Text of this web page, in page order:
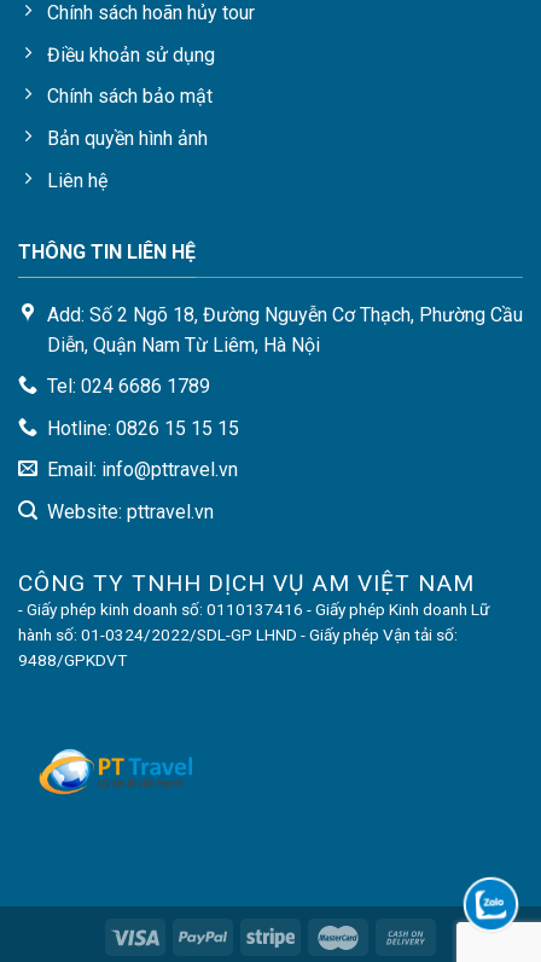
Chính sách hoãn hủy tour
Điều khoản sử dụng
Chính sách bảo mật
Bản quyền hình ảnh
Liên hệ
THÔNG TIN LIÊN HỆ
Add: Số 2 Ngõ 18, Đường Nguyễn Cơ Thạch, Phường Cầu
Diễn, Quận Nam Từ Liêm, Hà Nội
Tel: 024 6686 1789
Hotline: 0826 15 15 15
Email: info@pttravel.vn
Website: pttravel.vn
CÔNG TY TNHH DỊCH VỤ AM VIỆT NAM
- Giấy phép kinh doanh số: 0110137416 - Giấy phép Kinh doanh Lữ
hành số: 01-0324/2022/SDL-GP LHND - Giấy phép Vận tải số:
9488/GPKDVT